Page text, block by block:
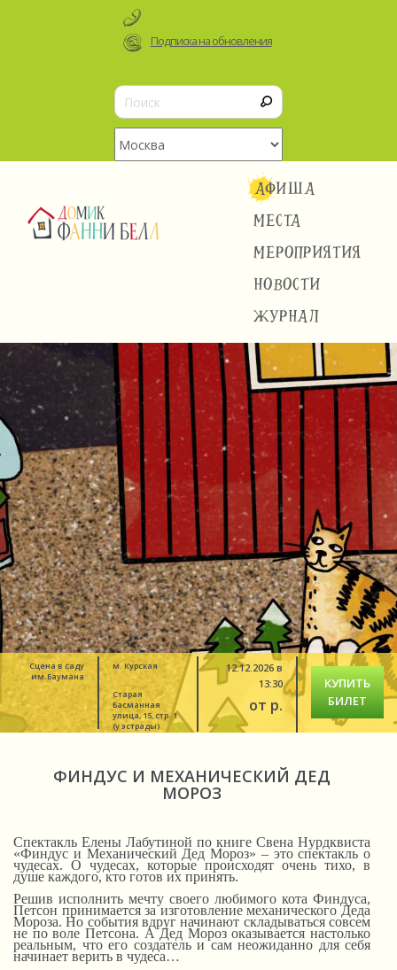
Подписка на обновления
АФИША
МЕСТА
МЕРОПРИЯТИЯ
НОВОСТИ
ЖУРНАЛ
Сцена в саду
им.Баумана
м. Курская
Старая
Басманная
улица, 15, стр. 1
(у эстрады)
12.12.2026 в
13:30
от р.
КУПИТЬ
БИЛЕТ
ФИНДУС И МЕХАНИЧЕСКИЙ ДЕД
МОРОЗ
Спектакль Елены Лабутиной по книге Свена Нурдквиста
«Финдус и Механический Дед Мороз» – это спектакль о
чудесах. О чудесах, которые происходят очень тихо, в
душе каждого, кто готов их принять.
Решив исполнить мечту своего любимого кота Финдуса,
Петсон принимается за изготовление механического Деда
Мороза. Но события вдруг начинают складываться совсем
не по воле Петсона. А Дед Мороз оказывается настолько
реальным, что его создатель и сам неожиданно для себя
начинает верить в чудеса…